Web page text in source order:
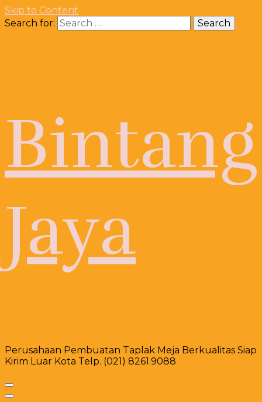
Skip to Content
Search for:
Bintang
Jaya
Perusahaan Pembuatan Taplak Meja Berkualitas Siap
Kirim Luar Kota Telp. (021) 8261.9088